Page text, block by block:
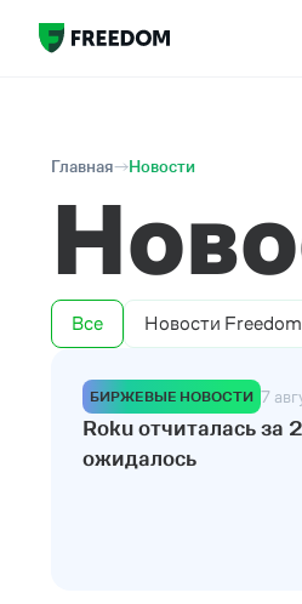
Главная Новости
Все Новости Freedom
БИРЖЕВЫЕ НОВОСТИ 7
Roku отчиталась за
ожидалось